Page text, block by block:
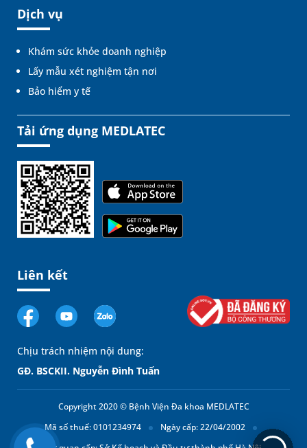
Dịch vụ
Khám sức khỏe doanh nghiệp
Lấy mẫu xét nghiệm tận nơi
Bảo hiểm y tế
Tải ứng dụng MEDLATEC
Liên kết
Chịu trách nhiệm nội dung:
GĐ. BSCKII. Nguyễn Đình Tuấn
Copyright 2020 © Bệnh Viện Đa khoa MEDLATEC
Mã số thuế: 0101234974
Ngày cấp: 22/04/2002